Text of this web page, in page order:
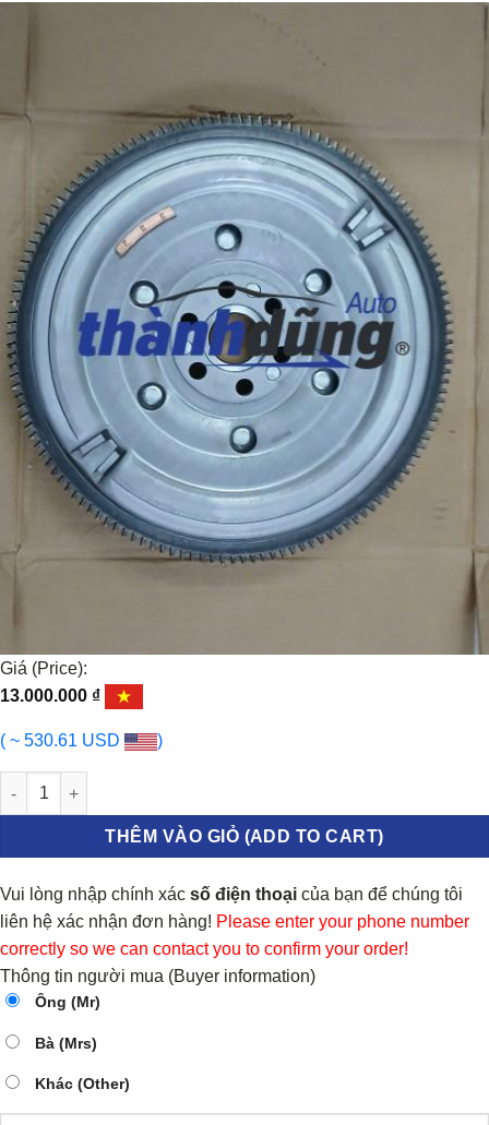
Giá (Price):
13.000.000 ₫
( ~ 530.61 USD )
BÁNH ĐÀ NISSAN QASHQAI 2008-2013 | 415040910 số lượng
THÊM VÀO GIỎ (ADD TO CART)
Vui lòng nhập chính xác số điện thoại của bạn để chúng tôi
liên hệ xác nhận đơn hàng! Please enter your phone number
correctly so we can contact you to confirm your order!
Thông tin người mua (Buyer information)
Ông (Mr)
Bà (Mrs)
Khác (Other)